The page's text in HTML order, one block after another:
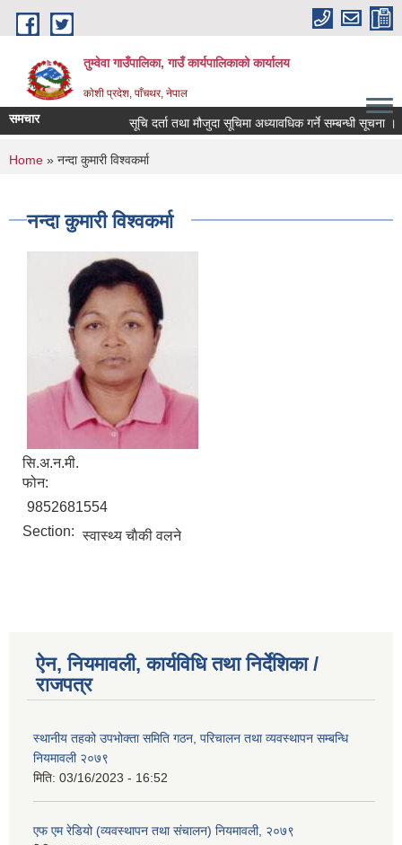
Skip to main content
तुम्वेवा गाउँपालिका, गाउँ कार्यपालिकाको कार्यालय
काेशी प्रदेश, पाँचथर, नेपाल
समचार सूचि दर्ता तथा मौजुदा सूचिमा अध्यावधिक गर्ने सम्बन्धी सूचना ।
You are here
Home » नन्दा कुमारी विश्वकर्मा
नन्दा कुमारी विश्वकर्मा
सि.अ.न.मी.
फोन:
9852681554
Section: स्वास्थ्य चाैकी वलने
ऐन, नियमावली, कार्यविधि तथा निर्देशिका /
राजपत्र
स्थानीय तहको उपभोक्ता समिति गठन, परिचालन तथा व्यवस्थापन सम्बन्धि
नियमावली २०७९
मिति: 03/16/2023 - 16:52
एफ एम रेडियो (व्यवस्थापन तथा संचालन) नियमावली, २०७९